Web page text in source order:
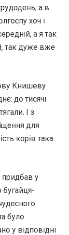
а в
хоч і
а я так
так дуже вже
Книшеву
до тисячі
І з
для
корів така
придбав у
бугайця-
було
у відповідні